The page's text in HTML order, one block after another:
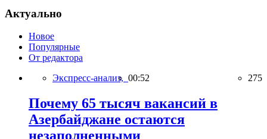
Актуально
Новое
Популярные
От редактора
Экспресс-анализ, 00:52 275
Почему 65 тысяч вакансий в
Азербайджане остаются
незаполненными